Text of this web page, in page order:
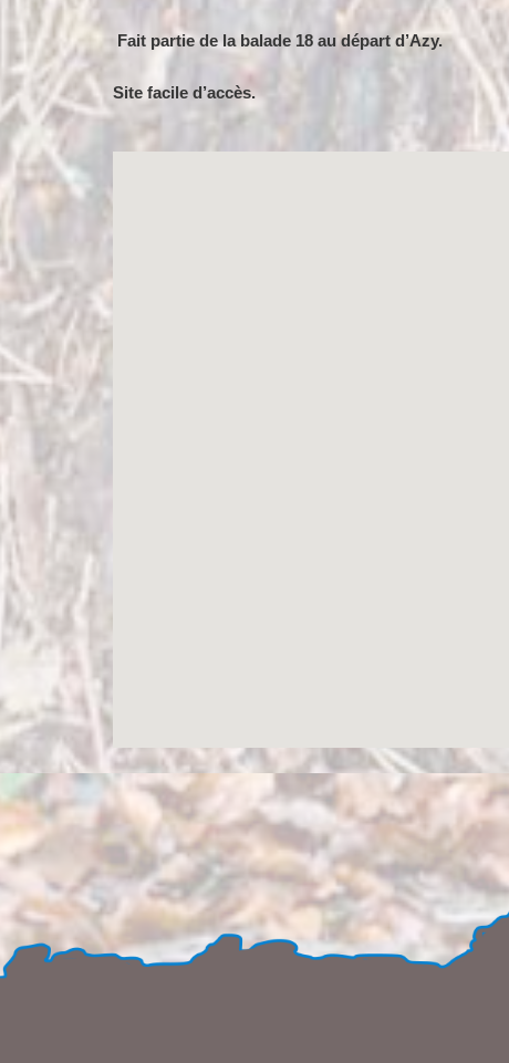
Fait partie de la balade 18 au départ d’Azy.
Site facile d’accès.